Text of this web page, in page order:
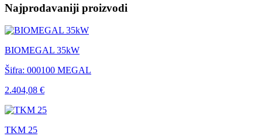
Najprodavaniji proizvodi
BIOMEGAL 35kW
Šifra: 000100 MEGAL
2.404,08 €
TKM 25